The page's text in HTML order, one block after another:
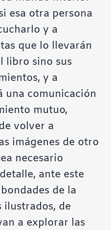
esa otra persona
y a
que lo llevarán
libro sino sus
y a
una comunicación
mutuo,
volver a
imágenes de otro
necesario
ante este
de la
ilustrados, de
a explorar las